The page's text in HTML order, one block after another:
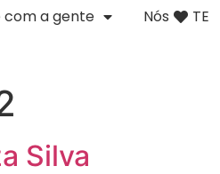
com a gente Nós TE
Silva